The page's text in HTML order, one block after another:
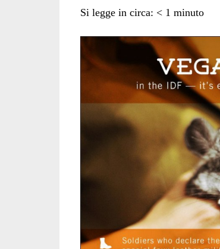
vegan</span>
Si legge in circa: < 1 minuto